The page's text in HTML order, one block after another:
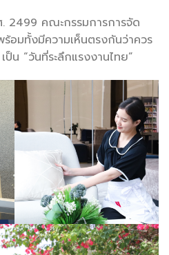
2499 คณะกรรมการการจัด
อมทั้งมีความเห็นตรงกันว่าควร
น “วันที่ระลึกแรงงานไทย”